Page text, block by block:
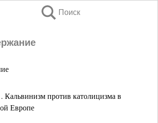
Поиск
Кальвинизм против католицизма в
Европе